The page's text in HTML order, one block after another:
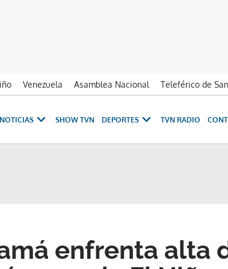
Venezuela Asamblea Nacional Teleférico de
NOTICIAS SHOW TVN DEPORTES TVN RADIO
enfrenta alta